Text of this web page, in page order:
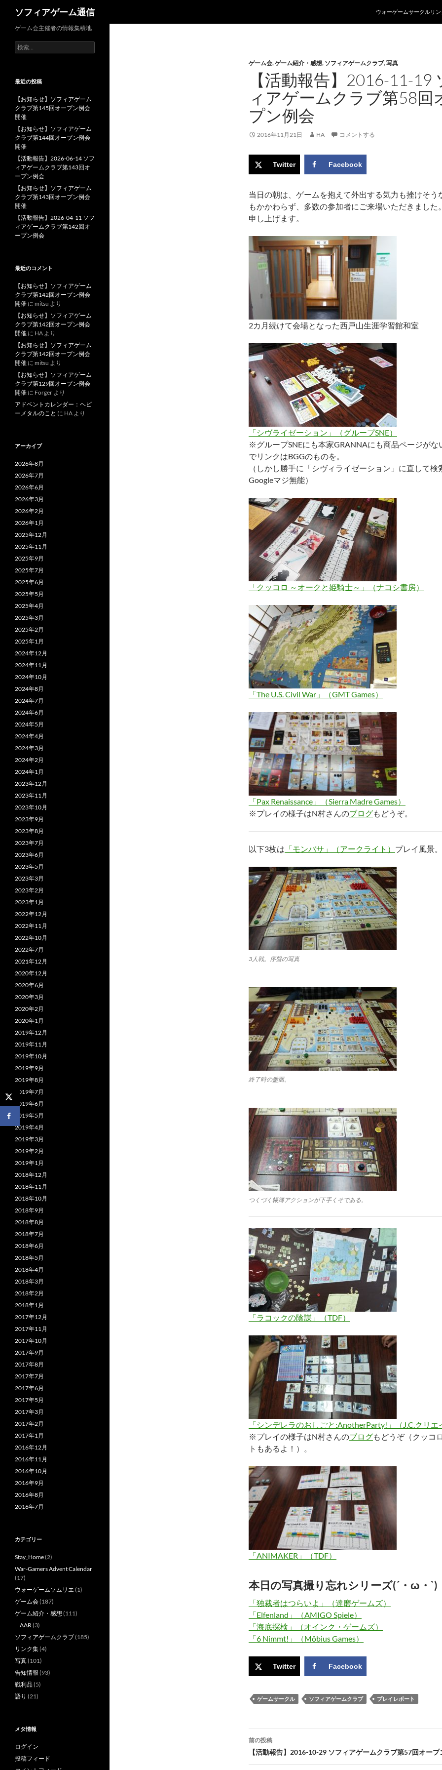
ソフィアゲーム通信
ウォーゲームサークルリ
ゲーム会,ゲーム紹介・感想, ソフィアゲームクラブ,写真
【活動報告】2016-11-19
ィアゲームクラブ第58回
プン例会
2016年11月21日 HA コメントする
Twitter Facebook
当日の朝は、ゲームを抱えて外出する気力も挫けそう
もかかわらず、多数の参加者にご来場いただきました
申し上げます。
2カ月続けて会場となった西戸山生涯学習館和室
「シヴライゼーション」（グループSNE）
※グループSNEにも本家GRANNAにも商品ページがな
でリンクはBGGのものを。
（しかし勝手に「シヴィライゼーション」に直して検
Googleマジ無能）
「クッコロ ～オークと姫騎士～」（ナコシ書房）
「The U.S. Civil War」（GMT Games）
「Pax Renaissance」（Sierra Madre Games）
※プレイの様子はN村さんのブログもどうぞ。
以下3枚は 「モンバサ」（アークライト） プレイ風景。
3人戦。序盤の写真
終了時の盤面。
つくづく帳簿アクションが下手くそである。
「ラコックの陰謀」（TDF）
「シンデレラのおしごと:AnotherParty!」（J.C.クリエ
※プレイの様子はN村さんのブログもどうぞ（クッコ
トもあるよ！）。
「ANIMAKER」（TDF）
本日の写真撮り忘れシリーズ(´・ω・`)
「独裁者はつらいよ」（達磨ゲームズ）
「Elfenland」（AMIGO Spiele）
「海底探検」（オインク・ゲームズ）
「6 Nimmt!」（Möbius Games）
Twitter Facebook
ゲームサークル ソフィアゲームクラブ プレイレポート
投
稿
前の投稿
【活動報告】2016-10-29 ソフィアゲームクラブ第57回オープ
ゲーム会主催者の情報集積地
検
索:
最近の投稿
【お知らせ】ソフィアゲーム
クラブ第145回オープン例会
開催
【お知らせ】ソフィアゲーム
クラブ第144回オープン例会
開催
【活動報告】2026-06-14 ソフ
ィアゲームクラブ第143回オ
ープン例会
【お知らせ】ソフィアゲーム
クラブ第143回オープン例会
開催
【活動報告】2026-04-11 ソフ
ィアゲームクラブ第142回オ
ープン例会
最近のコメント
【お知らせ】ソフィアゲーム
クラブ第142回オープン例会
開催 に mitsu より
【お知らせ】ソフィアゲーム
クラブ第142回オープン例会
開催 に HA より
【お知らせ】ソフィアゲーム
クラブ第142回オープン例会
開催 に mitsu より
【お知らせ】ソフィアゲーム
クラブ第129回オープン例会
開催 に Forger より
アドベントカレンダー：ヘビ
ーメタルのこと に HA より
アーカイブ
2026年8月
2026年7月
2026年6月
2026年3月
2026年2月
2026年1月
2025年12月
2025年11月
2025年9月
2025年7月
2025年6月
2025年5月
2025年4月
2025年3月
2025年2月
2025年1月
2024年12月
2024年11月
2024年10月
2024年8月
2024年7月
2024年6月
2024年5月
2024年4月
2024年3月
2024年2月
2024年1月
2023年12月
2023年11月
2023年10月
2023年9月
2023年8月
2023年7月
2023年6月
2023年5月
2023年3月
2023年2月
2023年1月
2022年12月
2022年11月
2022年10月
2022年7月
2021年12月
2020年12月
2020年6月
2020年3月
2020年2月
2020年1月
2019年12月
2019年11月
2019年10月
2019年9月
2019年8月
2019年7月
2019年6月
2019年5月
2019年4月
2019年3月
2019年2月
2019年1月
2018年12月
2018年11月
2018年10月
2018年9月
2018年8月
2018年7月
2018年6月
2018年5月
2018年4月
2018年3月
2018年2月
2018年1月
2017年12月
2017年11月
2017年10月
2017年9月
2017年8月
2017年7月
2017年6月
2017年5月
2017年3月
2017年2月
2017年1月
2016年12月
2016年11月
2016年10月
2016年9月
2016年8月
2016年7月
カテゴリー
Stay_Home(2)
War-Gamers Advent Calendar
(17)
ウォーゲームソムリエ(1)
ゲーム会(187)
ゲーム紹介・感想 (111)
AAR(3)
ソフィアゲームクラブ(185)
リンク集(4)
写真(101)
告知情報 (93)
戦利品(5)
語り (21)
メタ情報
ログイン
投稿フィード